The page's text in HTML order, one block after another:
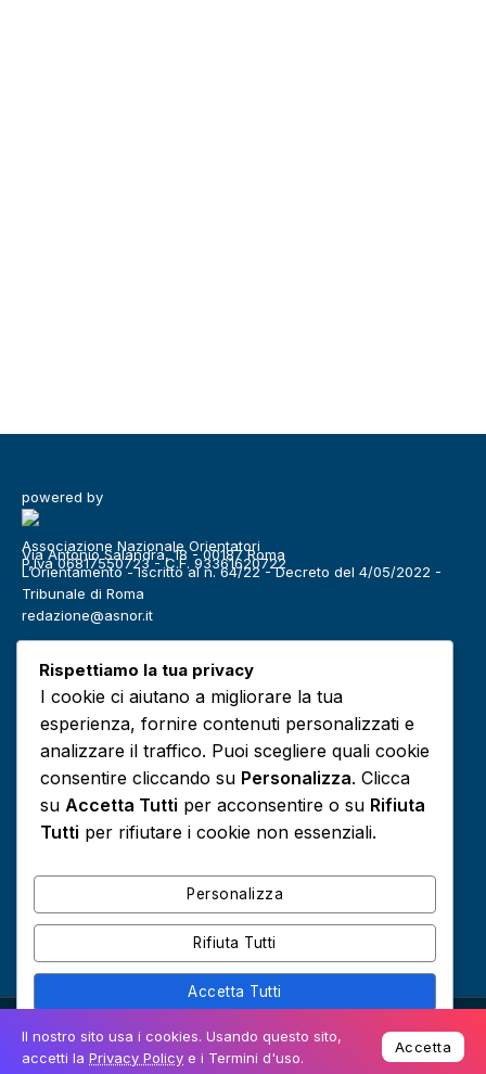
powered by
Associazione Nazionale Orientatori
Via Antonio Salandra, 18 - 00187 Roma
P.Iva 06817550723 - C.F. 93361620722
L’Orientamento - Iscritto al n. 64/22 - Decreto del 4/05/2022 -
Tribunale di Roma
redazione@asnor.it
Benessere Community
Europa Infografiche
Lavoro Media
Podcast
L'Orientamento magazine
Privacy Policy e
Cookies
Il nostro sito usa i cookies. Usando questo sito,
accetti la Privacy Policy e i Termini d'uso.
Accetta
Rispettiamo la tua privacy
I cookie ci aiutano a migliorare la tua
esperienza, fornire contenuti personalizzati e
analizzare il traffico. Puoi scegliere quali cookie
consentire cliccando su Personalizza. Clicca
su Accetta Tutti per acconsentire o su Rifiuta
Tutti per rifiutare i cookie non essenziali.
Personalizza
Rifiuta Tutti
Accetta Tutti
Powered by